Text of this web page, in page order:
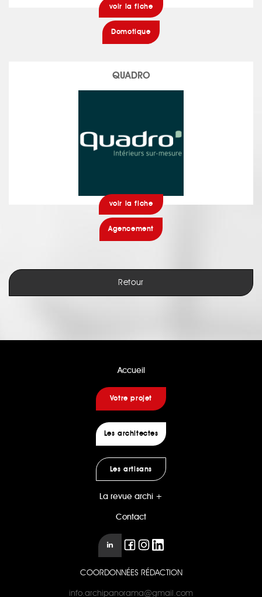
voir la fiche
Domotique
QUADRO
voir la fiche
Agencement
Retour
Accueil
Votre projet
Les architectes
Les artisans
La revue archi +
Contact
COORDONNÉES RÉDACTION
info.archipanorama@gmail.com